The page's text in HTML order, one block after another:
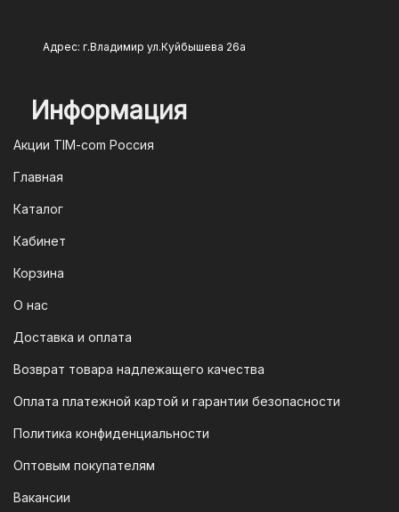
Адрес: г.Владимир ул.Куйбышева 26а
Информация
Акции TIM-com Россия
Главная
Каталог
Кабинет
Корзина
О нас
Доставка и оплата
Возврат товара надлежащего качества
Оплата платежной картой и гарантии безопасности
Политика конфиденциальности
Оптовым покупателям
Вакансии